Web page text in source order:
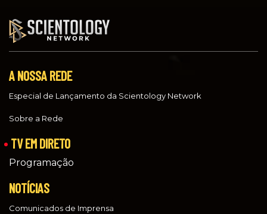
A NOSSA REDE
Especial de Lançamento da Scientology Network
Sobre a Rede
TV EM DIRETO
Programação
NOTÍCIAS
Comunicados de Imprensa